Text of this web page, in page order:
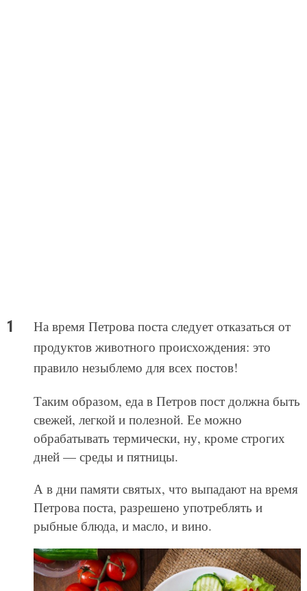
На время Петрова поста следует отказаться от
продуктов животного происхождения: это
правило незыблемо для всех постов!
Таким образом, еда в Петров пост должна быть
свежей, легкой и полезной. Ее можно
обрабатывать термически, ну, кроме строгих
дней — среды и пятницы.
А в дни памяти святых, что выпадают на время
Петрова поста, разрешено употреблять и
рыбные блюда, и масло, и вино.